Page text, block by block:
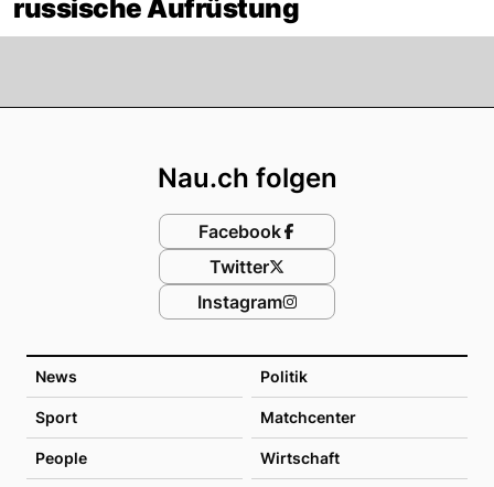
russische Aufrüstung
News Politik
Sport Matchcenter
People Wirtschaft
Nau.ch folgen
Facebook
Twitter
Instagram